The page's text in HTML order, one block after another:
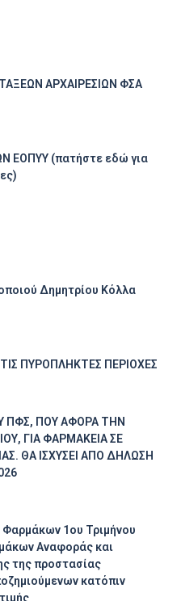
ΑΡΧΑΙΡΕΣΙΩΝ ΦΣΑ
ΕΟΠΥΥ (πατήστε εδώ για
Δημητρίου Κόλλα
ΠΥΡΟΠΛΗΚΤΕΣ ΠΕΡΙΟΧΕΣ
ΠΦΣ, ΠΟΥ ΑΦΟΡΑ ΤΗΝ
ΓΙΑ ΦΑΡΜΑΚΕΙΑ ΣΕ
ΘΑ ΙΣΧΥΣΕΙ ΑΠΟ ΔΗΛΩΣΗ
1ου Τριμήνου
Αναφοράς και
της προστασίας
κατόπιν